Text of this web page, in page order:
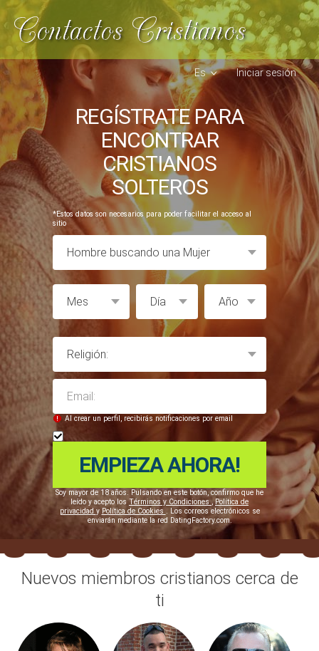
Iniciar sesión
Es
REGÍSTRATE PARA
ENCONTRAR
CRISTIANOS
SOLTEROS
*Estos datos son necesarios para poder facilitar el acceso al
sitio
Al crear un perfil, recibirás notificaciones por email
Soy mayor de 18 años. Pulsando en este botón, confirmo que he
leído y acepto losTérminos y Condiciones,Política de
privacidad y Política de Cookies . Los correos electrónicos se
enviarán mediante la red DatingFactory.com.
Nuevos miembros cristianos cerca de
ti